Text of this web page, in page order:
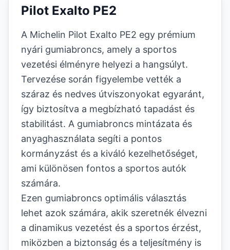
Pilot Exalto PE2
A Michelin Pilot Exalto PE2 egy prémium
nyári gumiabroncs, amely a sportos
vezetési élményre helyezi a hangsúlyt.
Tervezése során figyelembe vették a
száraz és nedves útviszonyokat egyaránt,
így biztosítva a megbízható tapadást és
stabilitást. A gumiabroncs mintázata és
anyaghasználata segíti a pontos
kormányzást és a kiváló kezelhetőséget,
ami különösen fontos a sportos autók
számára.
Ezen gumiabroncs optimális választás
lehet azok számára, akik szeretnék élvezni
a dinamikus vezetést és a sportos érzést,
miközben a biztonság és a teljesítmény is